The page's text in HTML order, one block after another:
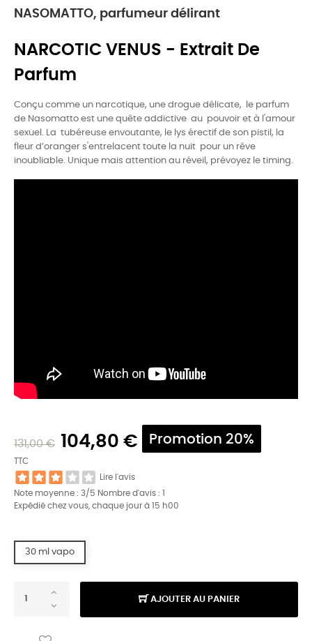
NASOMATTO, parfumeur délirant
NARCOTIC VENUS - Extrait De
Parfum
Conçu comme un narcotique, une drogue délicate, le parfum
de Nasomatto est une quête addictive au pouvoir et à l'amour
sexuel. La tubéreuse envoutante, le lys érectif de son pistil, la
fleur d’oranger s'entrelacent toute la nuit pour un rêve
inoubliable. Unique mais attention au réveil, prévoyez le timing.
131,00 € 104,80 € Promotion 20%
TTC
Lire l'avis
Note moyenne : 3/5 Nombre d'avis :
Expédié chez vous, chaque jour à 15 h00
30 ml vapo
AJOUTER AU PANIER